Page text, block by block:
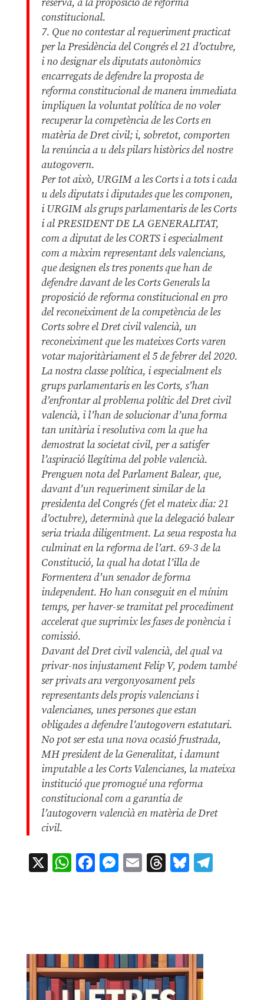
constitucional.
7. Que no contestar al requeriment practicat
per la Presidència del Congrés el 21 d’octubre,
i no designar els diputats autonòmics
encarregats de defendre la proposta de
reforma constitucional de manera immediata
impliquen la voluntat política de no voler
recuperar la competència de les Corts en
matèria de Dret civil; i, sobretot, comporten
la renúncia a u dels pilars històrics del nostre
autogovern.
Per tot això, URGIM a les Corts i a tots i cada
u dels diputats i diputades que les componen,
i URGIM als grups parlamentaris de les Corts
i al PRESIDENT DE LA GENERALITAT,
com a diputat de les CORTS i especialment
com a màxim representant dels valencians,
que designen els tres ponents que han de
defendre davant de les Corts Generals la
proposició de reforma constitucional en pro
del reconeiximent de la competència de les
Corts sobre el Dret civil valencià, un
reconeiximent que les mateixes Corts varen
votar majoritàriament el 5 de febrer del 2020.
La nostra classe política, i especialment els
grups parlamentaris en les Corts, s’han
d’enfrontar al problema polític del Dret civil
valencià, i l’han de solucionar d’una forma
tan unitària i resolutiva com la que ha
demostrat la societat civil, per a satisfer
l’aspiració llegítima del poble valencià.
Prenguen nota del Parlament Balear, que,
davant d’un requeriment similar de la
presidenta del Congrés (fet el mateix dia: 21
d’octubre), determinà que la delegació balear
seria triada diligentment. La seua resposta ha
culminat en la reforma de l’art. 69-3 de la
Constitució, la qual ha dotat l’illa de
Formentera d’un senador de forma
independent. Ho han conseguit en el mínim
temps, per haver-se tramitat pel procediment
accelerat que suprimix les fases de ponència i
comissió.
Davant del Dret civil valencià, del qual va
privar-nos injustament Felip V, podem també
ser privats ara vergonyosament pels
representants dels propis valencians i
valencianes, unes persones que estan
obligades a defendre l’autogovern estatutari.
No pot ser esta una nova ocasió frustrada,
MH president de la Generalitat, i damunt
imputable a les Corts Valencianes, la mateixa
institució que promogué una reforma
constitucional com a garantia de
l’autogovern valencià en matèria de Dret
civil.
X WhatsApp
Facebook
Messenger
EmailThreads
Bluesky